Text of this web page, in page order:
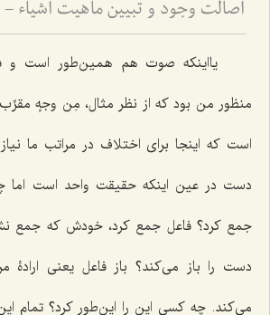
یااینکه صوت هم همین‌طور است و
منظور من بود که از نظر مثال، مِن وجهٍ
است که اینجا برای اختلاف در مراتب ما
دست در عین اینکه حقیقت واحد است
جمع کرد؟ فاعل جمع کرد، خودش که جمع
دست را باز می‌کند؟ باز فاعل یعنی ارادۀ
می‌کند. چه کسی این را این‌طور کرد؟ تمام